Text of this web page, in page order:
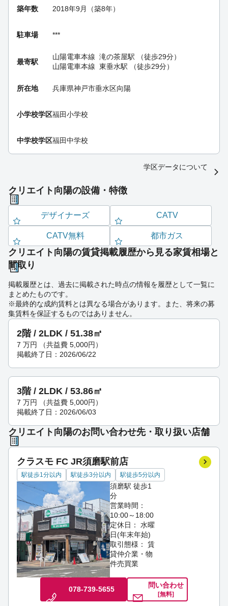
築年数 2018年9月（築8年）
駐車場 ***
最寄駅
山陽電車本線 滝の茶屋駅 （徒歩29分）
山陽電車本線 東垂水駅 （徒歩29分）
所在地 兵庫県神戸市垂水区向陽
小学校学区福田小学校
中学校学区福田中学校
学区データについて
クリエイト向陽の設備・特徴
デザイナーズ CATV
CATV無料 都市ガス
クリエイト向陽の賃貸掲載履歴から見る家賃相場と
間取り
掲載履歴とは、過去に掲載された時点の情報を履歴として一覧に
まとめたものです。
※最終的な成約賃料とは異なる場合があります。また、将来の募
集賃料を保証するものではありません。
2階 / 2LDK / 51.38㎡
7 万円
（共益費 5,000円）
掲載終了日：2026/06/22
3階 / 2LDK / 53.86㎡
7 万円
（共益費 5,000円）
掲載終了日：2026/06/03
クリエイト向陽のお問い合わせ先・取り扱い店舗
クラスモ FC JR須磨駅前店
駅徒歩1分以内 駅徒歩3分以内 駅徒歩5分以内
須磨駅 徒歩1
分
営業時間：
10:00～18:00
定休日： 水曜
日(年末年始)
取引態様： 賃
貸仲介業・物
件売買業
078-739-5655 問い合わせ
[無料]